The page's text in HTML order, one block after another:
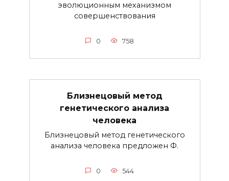
эволюционным механизмом
совершенствования
0 758
Близнецовый метод
генетического анализа
человека
Близнецовый метод генетического
анализа человека предложен Ф.
0 544